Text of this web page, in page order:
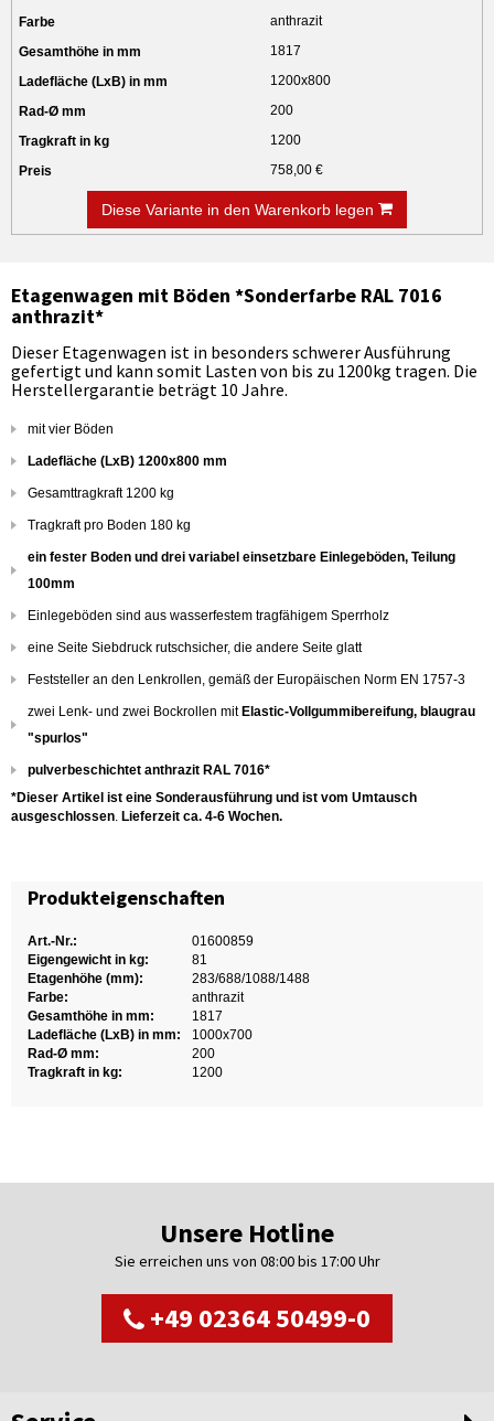
anthrazit
1817
1200x800
200
1200
758,00 €
Diese Variante in den Warenkorb legen
Etagenwagen mit Böden *Sonderfarbe RAL 7016
anthrazit*
Dieser Etagenwagen ist in besonders schwerer Ausführung
gefertigt und kann somit Lasten von bis zu 1200kg tragen. Die
Herstellergarantie beträgt 10 Jahre.
mit vier Böden
Ladefläche (LxB) 1200x800 mm
Gesamttragkraft 1200 kg
Tragkraft pro Boden 180 kg
ein fester Boden und drei variabel einsetzbare Einlegeböden, Teilung
100mm
Einlegeböden sind aus wasserfestem tragfähigem Sperrholz
eine Seite Siebdruck rutschsicher, die andere Seite glatt
Feststeller an den Lenkrollen, gemäß der Europäischen Norm EN 1757-3
zwei Lenk- und zwei Bockrollen mitElastic-Vollgummibereifung, blaugrau
"spurlos"
pulverbeschichtet anthrazit RAL 7016*
*Dieser Artikel ist eine Sonderausführung und ist vom Umtausch
ausgeschlossen. Lieferzeit ca. 4-6 Wochen.
Produkteigenschaften
Art.-Nr.:
01600859
Eigengewicht in kg:
81
Etagenhöhe (mm):
283/688/1088/1488
Farbe:
anthrazit
Gesamthöhe in mm:
1817
Ladefläche (LxB) in mm:
1000x700
Rad-Ø mm:
200
Tragkraft in kg:
1200
Unsere Hotline
Sie erreichen uns von 08:00 bis 17:00 Uhr
+49 02364 50499-0